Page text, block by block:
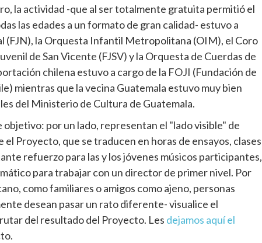
la actividad -que al ser totalmente gratuita permitió el
las edades a un formato de gran calidad- estuvo a
(FJN), la Orquesta Infantil Metropolitana (OIM), el Coro
de San Vicente (FJSV) y la Orquesta de Cuerdas de
chilena estuvo a cargo de la FOJI (Fundación de
mientras que la vecina Guatemala estuvo muy bien
del Ministerio de Cultura de Guatemala.
por un lado, representan el "lado visible" de
Proyecto, que se traducen en horas de ensayos, clases
refuerzo para las y los jóvenes músicos participantes,
para trabajar con un director de primer nivel. Por
como familiares o amigos como ajeno, personas
desean pasar un rato diferente- visualice el
del resultado del Proyecto. Les dejamos aquí el